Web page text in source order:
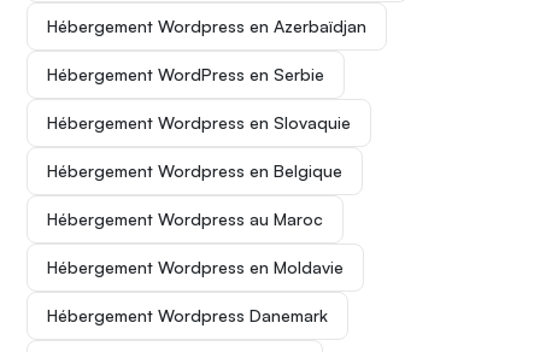
Hébergement Wordpress en Azerbaïdjan
Hébergement WordPress en Serbie
Hébergement Wordpress en Slovaquie
Hébergement Wordpress en Belgique
Hébergement Wordpress au Maroc
Hébergement Wordpress en Moldavie
Hébergement Wordpress Danemark